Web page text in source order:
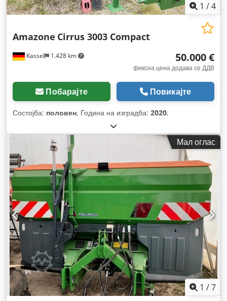
1 /4
Kassel 1.428 km
Amazone Cirrus 3003 Compact
50.000 €
фиксна цена додава се ДДВ
Побарајте Повикајте
Состојба: половен, Година на изградба: 2020,
Мал оглас
1 /7